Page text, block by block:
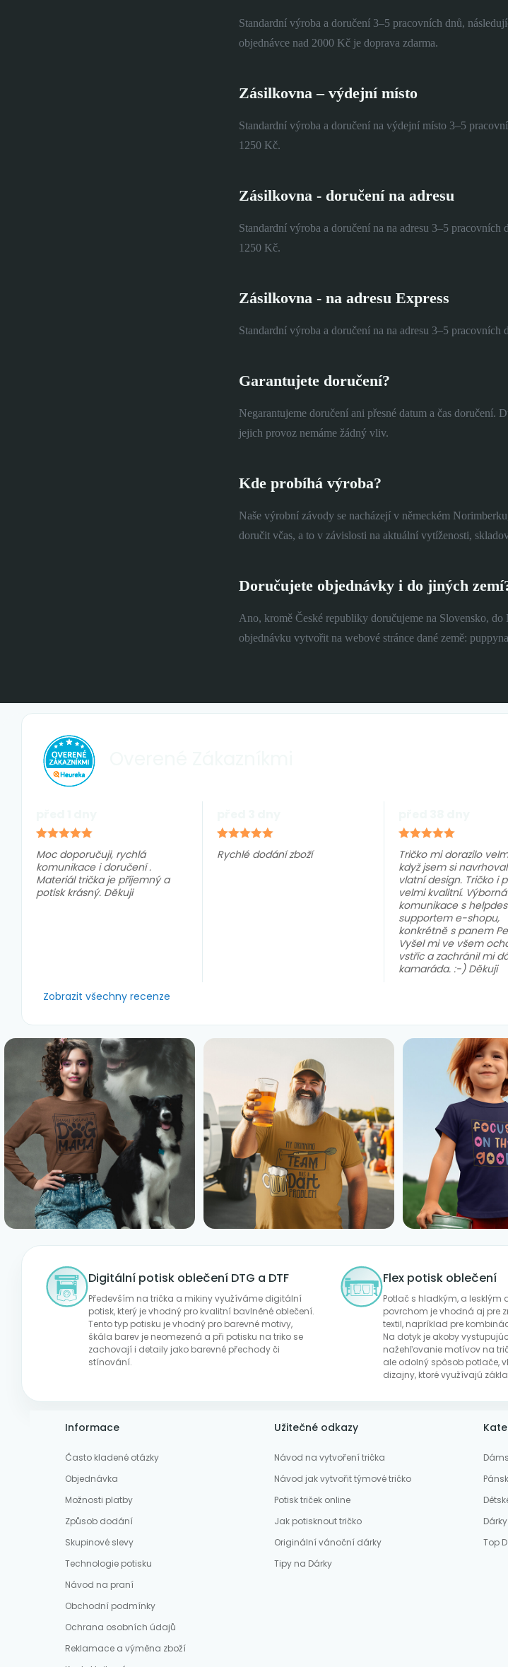
Standardní výroba a doručení 3–5 pracovních dnů,
objednávce nad 2000 Kč je doprava zdarma.
Zásilkovna – výdejní místo
Standardní výroba a doručení na výdejní místo 3–5
1250 Kč.
Zásilkovna - doručení na adresu
Standardní výroba a doručení na na adresu 3–5
1250 Kč.
Zásilkovna - na adresu Express
Standardní výroba a doručení na na adresu 3–5
Garantujete doručení?
Negarantujeme doručení ani přesné datum a čas
jejich provoz nemáme žádný vliv.
Kde probíhá výroba?
Naše výrobní závody se nacházejí v německém
doručit včas, a to v závislosti na aktuální vytíženosti,
Doručujete objednávky i do jiných
Ano, kromě České republiky doručujeme na Slovensko,
objednávku vytvořit na webové stránce dané země:
Moc doporučuji, rychlá
komunikace i doručení .
Materiál trička je příjemný a
potisk krásný. Děkuji
Rychlé dodání zboží
Tričko mi dorazilo
když jsem si
vlatní design. Tričko i
velmi kvalitní. Výborná
komunikace s
supportem e-shopu,
konkrétně s panem
Vyšel mi ve všem
vstříc a zachránil mi
kamaráda. :-) Děkuji
Zobrazit všechny recenze
Digitální potisk oblečení DTG a DTF
Především na trička a mikiny využíváme digitální
potisk, který je vhodný pro kvalitní bavlněné oblečení.
Tento typ potisku je vhodný pro barevné motivy,
škála barev je neomezená a při potisku na triko se
zachovají i detaily jako barevné přechody či
stínování.
Flex potisk oblečení
Potlač s hladkým, a lesklým
povrchom je vhodná aj pre
textil, napríklad pre
Na dotyk je akoby
nažehľovanie motívov na
ale odolný spôsob potlače,
dizajny, ktoré využívajú
Informace
Často kladené otázky
Objednávka
Možnosti platby
Způsob dodání
Skupinové slevy
Technologie potisku
Návod na praní
Obchodní podmínky
Ochrana osobních údajů
Reklamace a výměna zboží
Užitečné odkazy
Návod na vytvoření trička
Návod jak vytvořit týmové tričko
Potisk triček online
Jak potisknout tričko
Originální vánoční dárky
Tipy na Dárky
Top